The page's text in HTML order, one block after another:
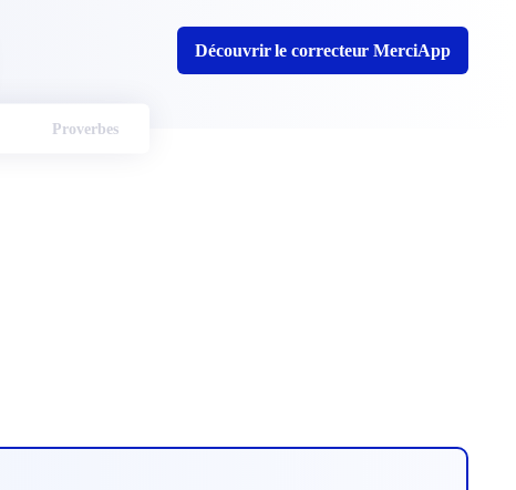
Découvrir le correcteur MerciApp
Proverbes